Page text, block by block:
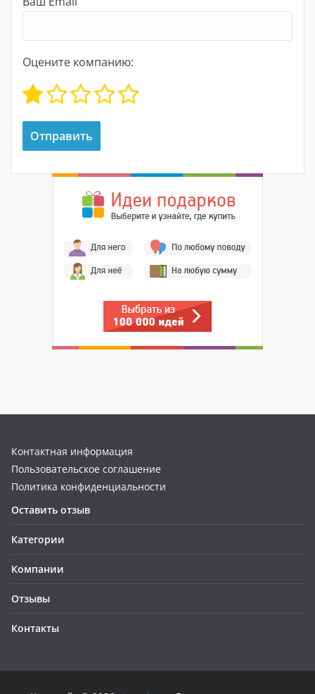
Оцените компанию:
Контактная информация
Пользовательское соглашение
Политика конфиденциальности
Оставить отзыв
Категории
Компании
Отзывы
Контакты